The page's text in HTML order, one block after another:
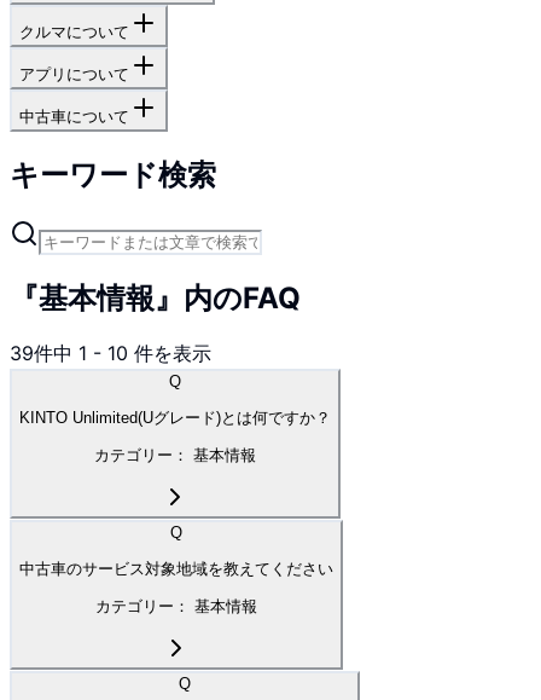
クルマについて
アプリについて
中古車について
キーワード検索
『基本情報』内のFAQ
39件中 1 - 10 件を表示
Q
KINTO Unlimited(Uグレード)とは何ですか？
カテゴリー： 基本情報
Q
中古車のサービス対象地域を教えてください
カテゴリー： 基本情報
Q